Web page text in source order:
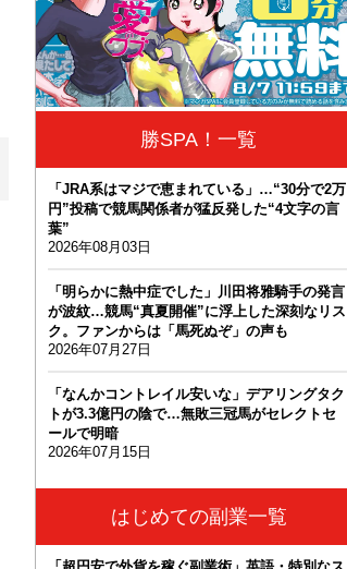
勝SPA！一覧
「JRA系はマジで恵まれている」…“30分で2万
円”投稿で競馬関係者が猛反発した“4文字の言
葉”
2026年08月03日
「明らかに熱中症でした」川田将雅騎手の発言
が波紋…競馬“真夏開催”に浮上した深刻なリス
ク。ファンからは「馬死ぬぞ」の声も
2026年07月27日
「なんかコントレイル安いな」デアリングタク
トが3.3億円の陰で…無敗三冠馬がセレクトセ
ールで明暗
2026年07月15日
はじめての副業一覧